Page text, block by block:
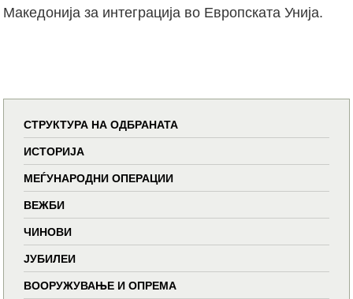
Македонија за интеграција во Европската Унија.
СТРУКТУРА НА ОДБРАНАТА
ИСТОРИЈА
МЕЃУНАРОДНИ ОПЕРАЦИИ
ВЕЖБИ
ЧИНОВИ
ЈУБИЛЕИ
ВООРУЖУВАЊЕ И ОПРЕМА